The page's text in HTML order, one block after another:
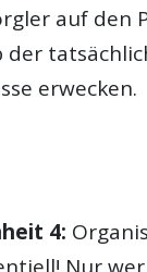
auf den
der
erwecken.
4: